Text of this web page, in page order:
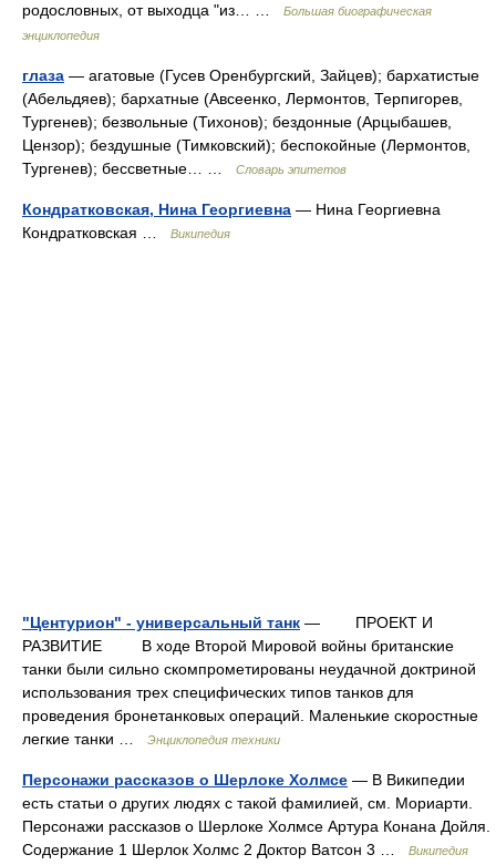
родословных, от выходца "из… …
Большая биографическая
энциклопедия
глаза — агатовые (Гусев Оренбургский, Зайцев); бархатистые
(Абельдяев); бархатные (Авсеенко, Лермонтов, Терпигорев,
Тургенев); безвольные (Тихонов); бездонные (Арцыбашев,
Цензор); бездушные (Тимковский); беспокойные (Лермонтов,
Тургенев); бессветные… …
Словарь эпитетов
Кондратковская, Нина Георгиевна — Нина Георгиевна
Кондратковская …
Википедия
"Центурион" - универсальный танк — ПРОЕКТ И
РАЗВИТИЕ В ходе Второй Мировой войны британские
танки были сильно скомпрометированы неудачной доктриной
использования трех специфических типов танков для
проведения бронетанковых операций. Маленькие скоростные
легкие танки …
Энциклопедия техники
Персонажи рассказов о Шерлоке Холмсе — В Википедии
есть статьи о других людях с такой фамилией, см. Мориарти.
Персонажи рассказов о Шерлоке Холмсе Артура Конана Дойля.
Содержание 1 Шерлок Холмс 2 Доктор Ватсон 3 …
Википедия